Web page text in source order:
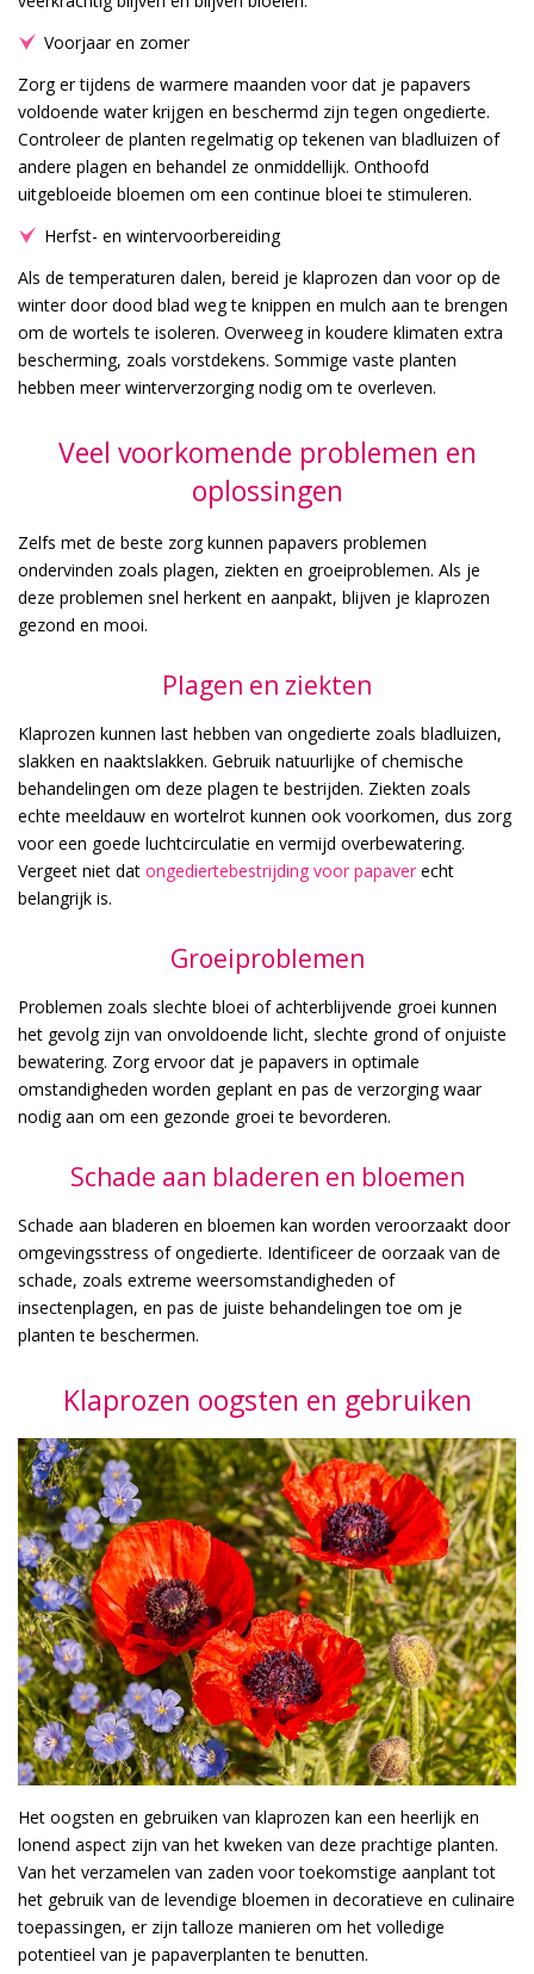
Voorjaar en zomer
Zorg er tijdens de warmere maanden voor dat je papavers
voldoende water krijgen en beschermd zijn tegen ongedierte.
Controleer de planten regelmatig op tekenen van bladluizen of
andere plagen en behandel ze onmiddellijk. Onthoofd
uitgebloeide bloemen om een continue bloei te stimuleren.
Herfst- en wintervoorbereiding
Als de temperaturen dalen, bereid je klaprozen dan voor op de
winter door dood blad weg te knippen en mulch aan te brengen
om de wortels te isoleren. Overweeg in koudere klimaten extra
bescherming, zoals vorstdekens. Sommige vaste planten
hebben meer winterverzorging nodig om te overleven.
Veel voorkomende problemen en
oplossingen
Zelfs met de beste zorg kunnen papavers problemen
ondervinden zoals plagen, ziekten en groeiproblemen. Als je
deze problemen snel herkent en aanpakt, blijven je klaprozen
gezond en mooi.
Plagen en ziekten
Klaprozen kunnen last hebben van ongedierte zoals bladluizen,
slakken en naaktslakken. Gebruik natuurlijke of chemische
behandelingen om deze plagen te bestrijden. Ziekten zoals
echte meeldauw en wortelrot kunnen ook voorkomen, dus zorg
voor een goede luchtcirculatie en vermijd overbewatering.
Vergeet niet dat ongediertebestrijding voor papaver echt
belangrijk is.
Groeiproblemen
Problemen zoals slechte bloei of achterblijvende groei kunnen
het gevolg zijn van onvoldoende licht, slechte grond of onjuiste
bewatering. Zorg ervoor dat je papavers in optimale
omstandigheden worden geplant en pas de verzorging waar
nodig aan om een gezonde groei te bevorderen.
Schade aan bladeren en bloemen
Schade aan bladeren en bloemen kan worden veroorzaakt door
omgevingsstress of ongedierte. Identificeer de oorzaak van de
schade, zoals extreme weersomstandigheden of
insectenplagen, en pas de juiste behandelingen toe om je
planten te beschermen.
Klaprozen oogsten en gebruiken
Het oogsten en gebruiken van klaprozen kan een heerlijk en
lonend aspect zijn van het kweken van deze prachtige planten.
Van het verzamelen van zaden voor toekomstige aanplant tot
het gebruik van de levendige bloemen in decoratieve en culinaire
toepassingen, er zijn talloze manieren om het volledige
potentieel van je papaverplanten te benutten.